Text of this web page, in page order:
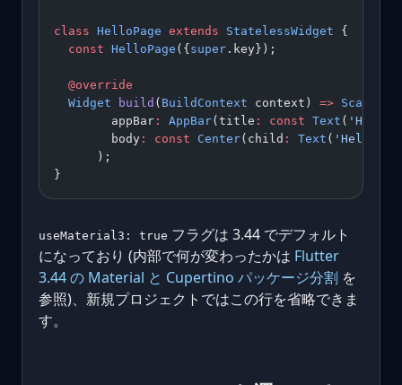
class HelloPage extends StatelessWidget {
  const
HelloPage ({ super .key});
  @override
  Widget
build ( BuildContext context) => Scaffold
        appBar
: AppBar(title : const Text ( 'Hello'
        body
: const Center(child : Text ( 'Hello,
      );
}
useMaterial3: true フラグは 3.44 でデフォルト
になっており (内部で何が変わったかは Flutter
3.44 の Material と Cupertino パッケージ分割 を
参照)、新規プロジェクトではこの行を省略できま
す。